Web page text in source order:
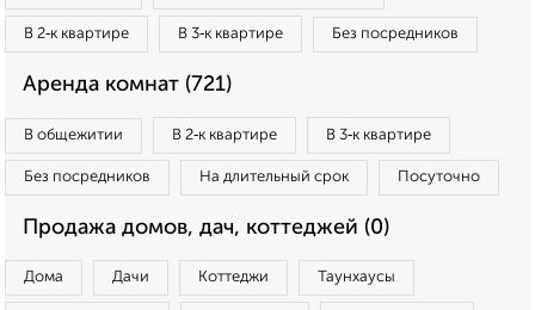
В 2‑к квартире В 3‑к квартире Без посредников
Аренда комнат (721)
В общежитии В 2‑к квартире В 3‑к квартире
Без посредников На длительный срок Посуточно
Продажа домов, дач, коттеджей (0)
Дома Дачи Коттеджи Таунхаусы